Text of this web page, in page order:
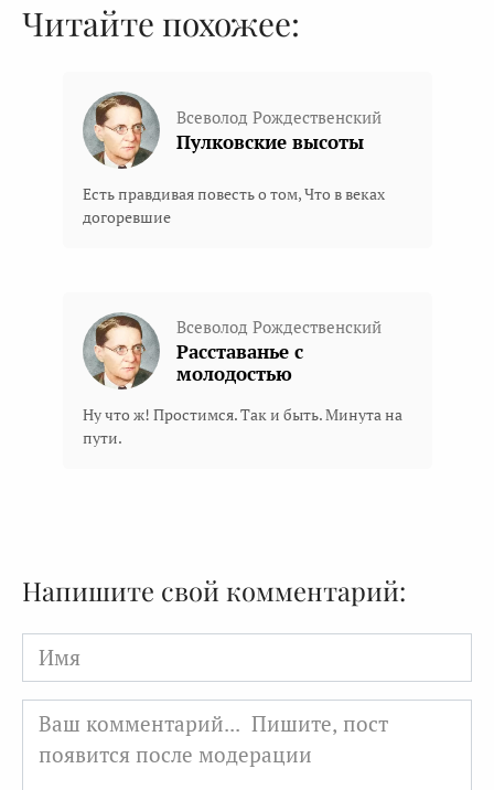
Читайте похожее:
Всеволод Рождественский
Пулковские высоты
Есть правдивая повесть о том, Что в веках
догоревшие
Всеволод Рождественский
Расставанье с
молодостью
Ну что ж! Простимся. Так и быть. Минута на
пути.
Напишите свой комментарий:
Имя